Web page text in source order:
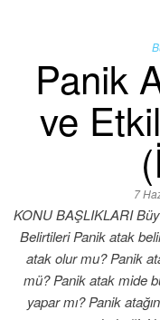
Panik
ve
7
KONU BAŞLIKLARI
Belirtileri Panik atak
atak olur mu? Panik
mü? Panik atak mide
yapar mı? Panik